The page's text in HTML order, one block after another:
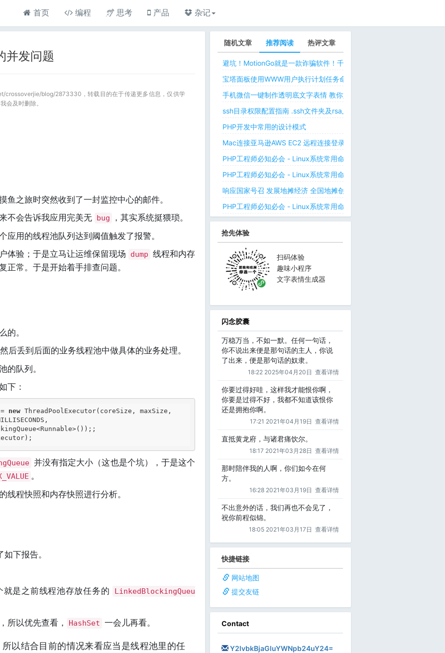
首页 编程 思考 产品 杂记
并发问题
crossoverjie/blog/2873330，转载目的在于传递更多信息，仅供学
会及时删除。
鱼之旅时突然收到了一封监控中心的邮件。
不会告诉我应用完美无 bug
，其实系统挺猥琐。
应用的线程池队列达到阈值触发了报警。
体验；于是立马让运维保留现场
dump 线程和内存
正常。于是开始着手排查问题。
的。
后丢到后面的业务线程池中做具体的业务处理。
的队列。
下：
new ThreadPoolExecutor(coreSize, maxSize,
并没有指定大小（这也是个坑），于是这个
。
线程快照和内存快照进行分析。
下报告。
是之前线程池存放任务的
LinkedBlockingQueu
所以优先查看，
HashSet 一会儿再看。
以结合目前的情况来看应当是线程池里的任
随机文章 推荐阅读 热评文章
避坑！MotionGo就是一款诈骗软件！千万不要用ChatPPT，浪费时间！
宝塔面板使用WWW用户执行计划任务命令 解决laravel日志权限问题 宝
手机微信一键制作透明底文字表情 教你如何让微信表情包背景为透明
ssh目录权限配置指南 .ssh文件夹及rsa_id.pub等文件正确权限规则
PHP开发中常用的设计模式
Mac连接亚马逊AWS EC2 远程连接登录不上去 有pem私钥文件依然要
PHP工程师必知必会 - Linux系统常用命令 - Linux中的网络管理命令（
PHP工程师必知必会 - Linux系统常用命令 - Linux中的网络管理命令（
响应国家号召 发展地摊经济 全国地摊创业经验微信交流群
PHP工程师必知必会 - Linux系统常用命令 - Linux 用户和用户组管理
抢先体验
扫码体验
趣味小程序
文字表情生成器
闪念胶囊
万稳万当，不如一默。任何一句话，
你不说出来便是那句话的主人，你说
了出来，便是那句话的奴隶。
18:22 2025年04月20日 查看详情
你要过得好哇，这样我才能恨你啊，
你要是过得不好，我都不知道该恨你
还是拥抱你啊。
17:21 2021年04月19日 查看详情
直抵黄龙府，与诸君痛饮尔。
18:17 2021年03月28日 查看详情
那时陪伴我的人啊，你们如今在何
方。
16:28 2021年03月19日 查看详情
不出意外的话，我们再也不会见了，
祝你前程似锦。
18:05 2021年03月17日 查看详情
快捷链接
网站地图
提交友链
Contact
Y2lvbkBjaGluYWNpb24uY24=